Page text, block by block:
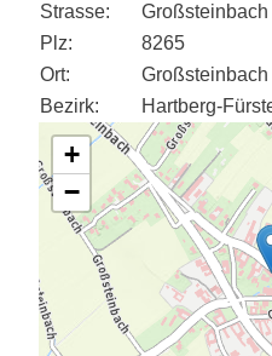
Strasse:
Großsteinbach
Plz:
8265
Ort:
Großsteinbach
Bezirk:
Hartberg-